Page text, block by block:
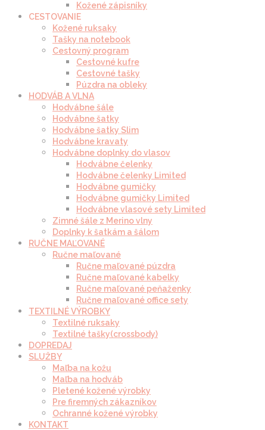
Kožené zápisníky
CESTOVANIE
Kožené ruksaky
Tašky na notebook
Cestovný program
Cestovné kufre
Cestovné tašky
Púzdra na obleky
HODVÁB A VLNA
Hodvábne šále
Hodvábne šatky
Hodvábne šatky Slim
Hodvábne kravaty
Hodvábne doplnky do vlasov
Hodvábne čelenky
Hodvábne čelenky Limited
Hodvábne gumičky
Hodvábne gumičky Limited
Hodvábne vlasové sety Limited
Zimné šále z Merino vlny
Doplnky k šatkám a šálom
RUČNE MAĽOVANÉ
Ručne maľované
Ručne maľované púzdra
Ručne maľované kabelky
Ručne maľované peňaženky
Ručne maľované office sety
TEXTILNÉ VÝROBKY
Textilné ruksaky
Textilné tašky(crossbody)
DOPREDAJ
SLUŽBY
Maľba na kožu
Maľba na hodváb
Pletené kožené výrobky
Pre firemných zákazníkov
Ochranné kožené výrobky
KONTAKT